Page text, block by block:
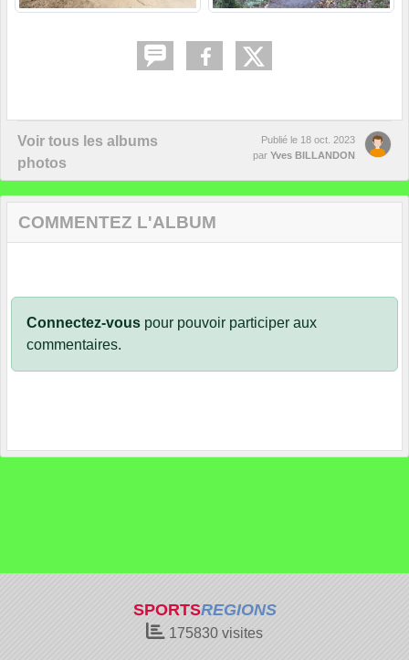
Voir tous les albums
photos
Publié le 18 oct. 2023
par Yves BILLANDON
COMMENTEZ L'ALBUM
Connectez-vous pour pouvoir participer aux
commentaires.
SPORTSREGIONS
175830 visites